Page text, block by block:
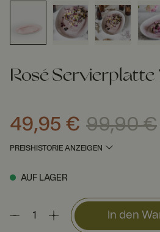
Rosé Servierplatte
Aktueller Preis: 49,95 €
49,95 € 99,90 €
PREISHISTORIE ANZEIGEN
AUF LAGER
In den